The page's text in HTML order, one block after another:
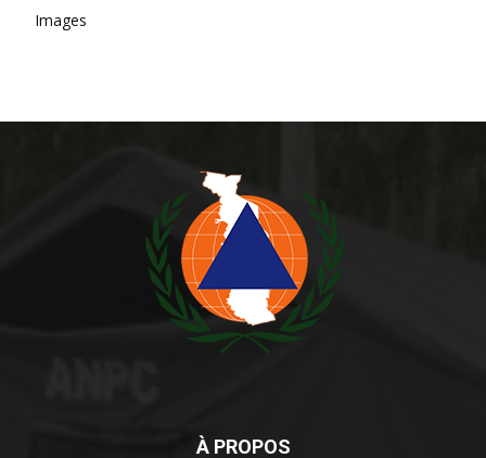
Images
À PROPOS